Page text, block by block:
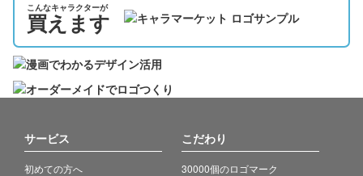
こんなキャラクターが
買えます
サービス
初めての方へ
こだわり
30000個のロゴマーク